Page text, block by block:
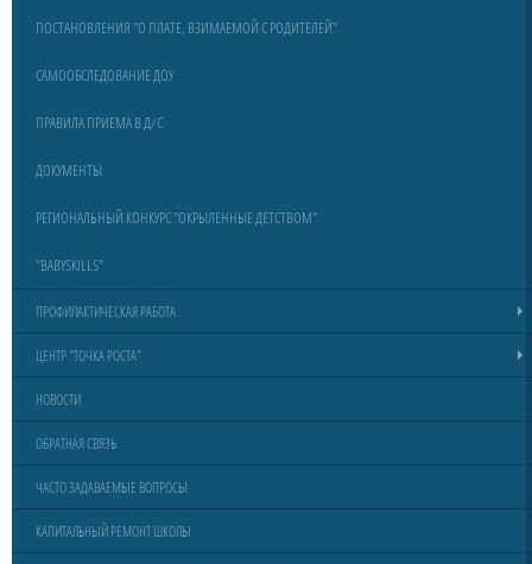
ПОСТАНОВЛЕНИЯ "О ПЛАТЕ, ВЗИМАЕМОЙ С РОДИТЕЛЕЙ"
САМООБСЛЕДОВАНИЕ ДОУ
ПРАВИЛА ПРИЕМА В Д/С
ДОКУМЕНТЫ
РЕГИОНАЛЬНЫЙ КОНКУРС "ОКРЫЛЕННЫЕ ДЕТСТВОМ"
"BABYSKILLS"
ПРОФИЛАКТИЧЕСКАЯ РАБОТА
ЦЕНТР "ТОЧКА РОСТА"
НОВОСТИ
ОБРАТНАЯ СВЯЗЬ
ЧАСТО ЗАДАВАЕМЫЕ ВОПРОСЫ
КАПИТАЛЬНЫЙ РЕМОНТ ШКОЛЫ